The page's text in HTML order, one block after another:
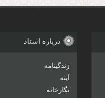
درباره استاد
زندگینامه
آینه
نگارخانه